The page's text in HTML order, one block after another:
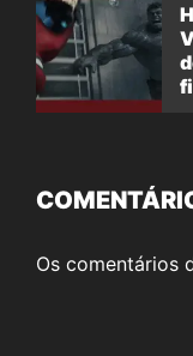
Os comentários